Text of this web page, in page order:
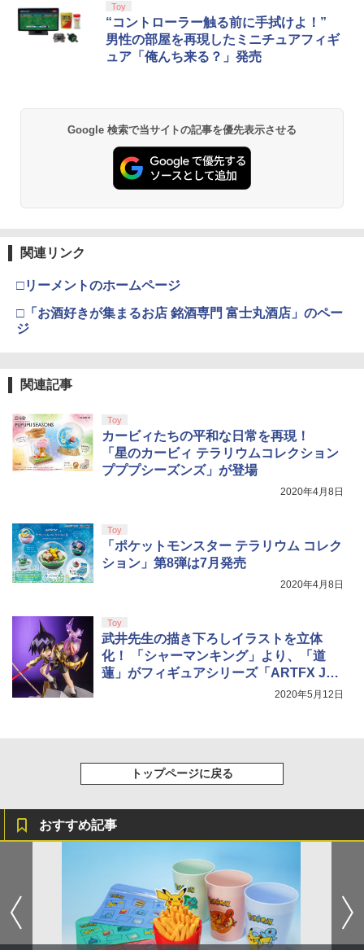
Toy
“コントローラー触る前に手拭けよ！”
男性の部屋を再現したミニチュアフィギ
ュア「俺んち来る？」発売
Google 検索で当サイトの記事を優先表示させる
関連リンク
□リーメントのホームページ
□「お酒好きが集まるお店 銘酒専門 富士丸酒店」のペー
ジ
関連記事
Toy
カービィたちの平和な日常を再現！
「星のカービィ テラリウムコレクション
プププシーズンズ」が登場
2020年4月8日
Toy
「ポケットモンスター テラリウム コレク
ション」第8弾は7月発売
2020年4月8日
Toy
武井先生の描き下ろしイラストを立体
化！ 「シャーマンキング」より、「道
蓮」がフィギュアシリーズ「ARTFX J」
2020年5月12日
トップページに戻る
おすすめ記事